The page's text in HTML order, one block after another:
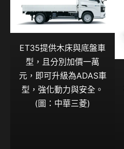
ET35提供木床與底盤車
型，且分別加價一萬
元，即可升級為ADAS車
型，強化動力與安全。
(圖：中華三菱)